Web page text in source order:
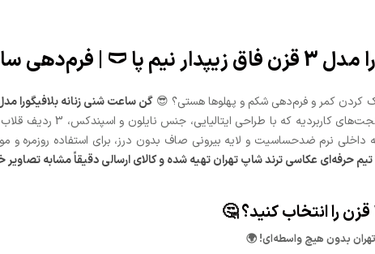
کمر و شکم! ✨
کردن کمر و فرم‌دهی شکم و پهلوها هستی؟ 😎گن ساعت شنی زنانه بلافیگورا مدل 3 قزن فاق زیپدار
داخلی نرم ضدحساسیت و لایه بیرونی صاف بدون درز، برای استفاده روزمره
حرفه‌ای عکاسی ترند شاپ تهران تهیه شده و کالای ارسالی دقیقاً مشابه تصاویر
بدون هیچ واسطه‌ای! 🌍